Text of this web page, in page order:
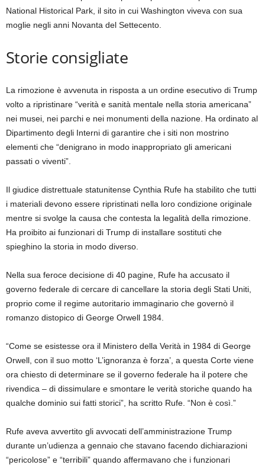
National Historical Park, il sito in cui Washington viveva con sua
moglie negli anni Novanta del Settecento.
Storie consigliate
elenco
di
4
elementi
fine
dell’elenco
La rimozione è avvenuta in risposta a un ordine esecutivo di Trump
volto a ripristinare “verità e sanità mentale nella storia americana”
nei musei, nei parchi e nei monumenti della nazione. Ha ordinato al
Dipartimento degli Interni di garantire che i siti non mostrino
elementi che “denigrano in modo inappropriato gli americani
passati o viventi”.
Il giudice distrettuale statunitense Cynthia Rufe ha stabilito che tutti
i materiali devono essere ripristinati nella loro condizione originale
mentre si svolge la causa che contesta la legalità della rimozione.
Ha proibito ai funzionari di Trump di installare sostituti che
spieghino la storia in modo diverso.
Nella sua feroce decisione di 40 pagine, Rufe ha accusato il
governo federale di cercare di cancellare la storia degli Stati Uniti,
proprio come il regime autoritario immaginario che governò il
romanzo distopico di George Orwell 1984.
“Come se esistesse ora il Ministero della Verità in 1984 di George
Orwell, con il suo motto ‘L’ignoranza è forza’, a questa Corte viene
ora chiesto di determinare se il governo federale ha il potere che
rivendica – di dissimulare e smontare le verità storiche quando ha
qualche dominio sui fatti storici”, ha scritto Rufe. “Non è così.”
Rufe aveva avvertito gli avvocati dell’amministrazione Trump
durante un’udienza a gennaio che stavano facendo dichiarazioni
“pericolose” e “terribili” quando affermavano che i funzionari